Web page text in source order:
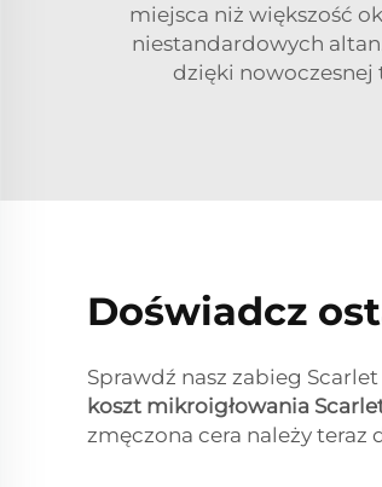
miejsca niż większość
niestandardowych
dzięki nowoczesnej
Doświadcz
Sprawdź nasz zabieg
koszt mikroigłowania
zmęczona cera należy teraz